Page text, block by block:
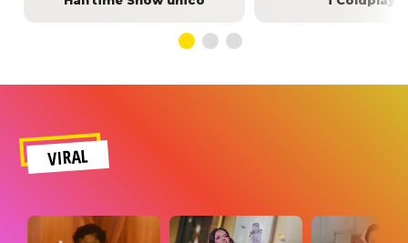
VIRAL